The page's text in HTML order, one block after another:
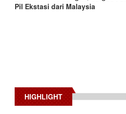
Pil Ekstasi dari Malaysia
HIGHLIGHT